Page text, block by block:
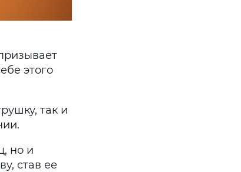
этого
так и
но и
став ее